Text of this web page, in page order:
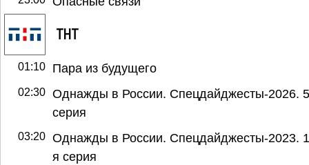
ТНТ
01:10 Пара из будущего
02:30 Однажды в России. Спецдайджесты-2026.
серия
03:20 Однажды в России. Спецдайджесты-2023.
я серия